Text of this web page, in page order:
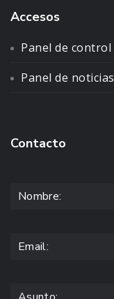
Accesos
Panel de control
Panel de noticias
Contacto